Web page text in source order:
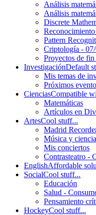
Análisis
Análisis
Discrete
Pattern
Criptología -
Proyectos de fin
InvestigaciónDefault
Mis temas de
Próximos
CienciasCompatible
Matemáticas
Artículos en
ArtesCool stuff...
Madrid
Música y ciencia
Mis conciertos
Contrasteatro -
EnglishAffordable
SocialCool stuff...
Educación
Salud -
Pensamiento
HockeyCool stuff...